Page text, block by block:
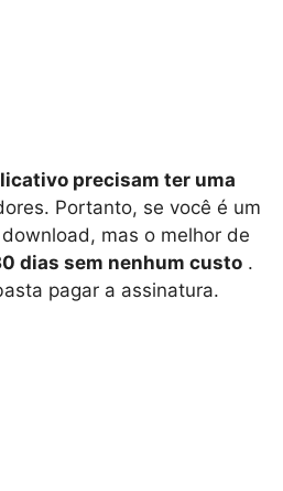
precisam ter uma
Portanto, se você é um
mas o melhor de
dias sem nenhum custo .
pagar a assinatura.